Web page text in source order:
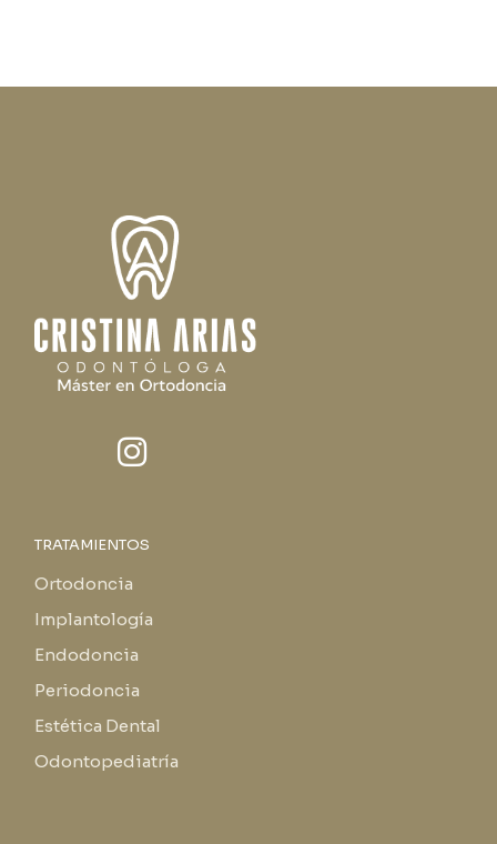
TRATAMIENTOS
Ortodoncia
Implantología
Endodoncia
Periodoncia
Estética Dental
Odontopediatría